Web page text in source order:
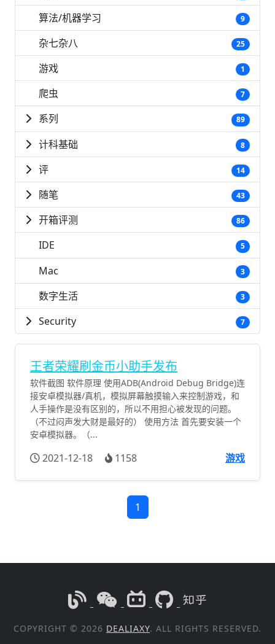
算法/机器学习 9
杂七杂八 25
游戏 1
爬虫 7
系列 89
计科基础 8
评 14
随笔 43
开箱评测 86
IDE 5
Mac 3
数字生活 3
Security 7
王者荣耀刷金币小助手发布
软件截图 软件原理 使用ADB(Android Debug Bridge)连
接安卓模拟器/真机，模拟屏幕触摸输入来控制游戏，和
人手操作是没有区别的，所以不用担心被发现的问题。
（不过闷声发大财是最好的） 使用方法 首先要安装一个
安卓模拟器。（...
2021-12-18 1158 游戏
1
COPYRIGHT © 2026 DEALIAXY. ALL RIGHTS RESERVED.